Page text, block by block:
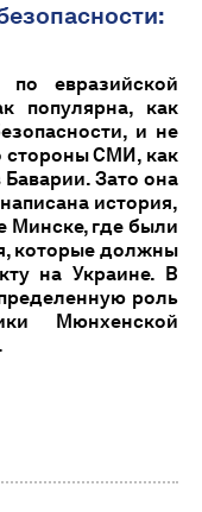
по евразийской
популярна, как
и не
стороны СМИ, как
Зато она
история,
Минске, где были
которые должны
на Украине. В
роль
Мюнхенской